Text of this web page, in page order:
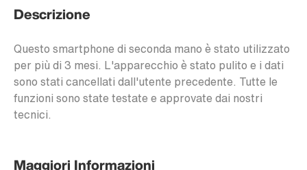
Descrizione
Questo smartphone di seconda mano è stato utilizzato
per più di 3 mesi. L'apparecchio è stato pulito e i dati
sono stati cancellati dall'utente precedente. Tutte le
funzioni sono state testate e approvate dai nostri
tecnici.
Maggiori Informazioni